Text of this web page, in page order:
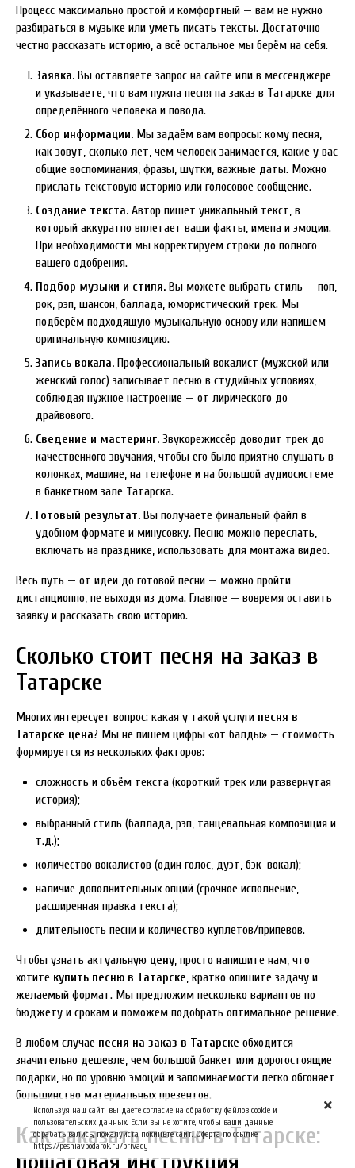
Процесс максимально простой и комфортный — вам не нужно
разбираться в музыке или уметь писать тексты. Достаточно
честно рассказать историю, а всё остальное мы берём на себя.
Заявка. Вы оставляете запрос на сайте или в мессенджере
и указываете, что вам нужна песня на заказ в Татарске для
определённого человека и повода.
Сбор информации. Мы задаём вам вопросы: кому песня,
как зовут, сколько лет, чем человек занимается, какие у вас
общие воспоминания, фразы, шутки, важные даты. Можно
прислать текстовую историю или голосовое сообщение.
Создание текста. Автор пишет уникальный текст, в
который аккуратно вплетает ваши факты, имена и эмоции.
При необходимости мы корректируем строки до полного
вашего одобрения.
Подбор музыки и стиля. Вы можете выбрать стиль — поп,
рок, рэп, шансон, баллада, юмористический трек. Мы
подберём подходящую музыкальную основу или напишем
оригинальную композицию.
Запись вокала. Профессиональный вокалист (мужской или
женский голос) записывает песню в студийных условиях,
соблюдая нужное настроение — от лирического до
драйвового.
Сведение и мастеринг. Звукорежиссёр доводит трек до
качественного звучания, чтобы его было приятно слушать в
колонках, машине, на телефоне и на большой аудиосистеме
в банкетном зале Татарска.
Готовый результат. Вы получаете финальный файл в
удобном формате и минусовку. Песню можно переслать,
включать на празднике, использовать для монтажа видео.
Весь путь — от идеи до готовой песни — можно пройти
дистанционно, не выходя из дома. Главное — вовремя оставить
заявку и рассказать свою историю.
Сколько стоит песня на заказ в
Татарске
Многих интересует вопрос: какая у такой услуги песня в
Татарске цена? Мы не пишем цифры «от балды» — стоимость
формируется из нескольких факторов:
сложность и объём текста (короткий трек или развернутая
история);
выбранный стиль (баллада, рэп, танцевальная композиция и
т.д.);
количество вокалистов (один голос, дуэт, бэк-вокал);
наличие дополнительных опций (срочное исполнение,
расширенная правка текста);
длительность песни и количество куплетов/припевов.
Чтобы узнать актуальную цену, просто напишите нам, что
хотите купить песню в Татарске, кратко опишите задачу и
желаемый формат. Мы предложим несколько вариантов по
бюджету и срокам и поможем подобрать оптимальное решение.
В любом случае песня на заказ в Татарске обходится
значительно дешевле, чем большой банкет или дорогостоящие
подарки, но по уровню эмоций и запоминаемости легко обгоняет
большинство материальных презентов.
Как заказать песню в Татарске:
пошаговая инструкция
Используя наш сайт, вы даете согласие на обработку файлов cookie и
пользовательских данных. Если вы не хотите, чтобы ваши данные
обрабатывались, пожалуйста покиньте сайт. Оферта по ссылке
https://pesniavpodarok.ru/privacy